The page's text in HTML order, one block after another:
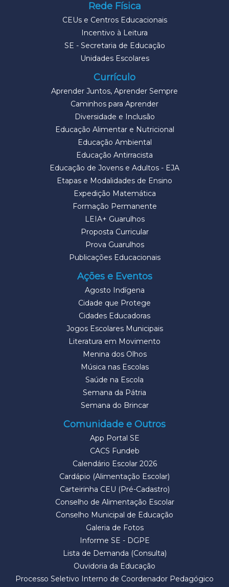
Rede Física
CEUs e Centros Educacionais
Incentivo à Leitura
SE - Secretaria de Educação
Unidades Escolares
Currículo
Aprender Juntos, Aprender Sempre
Caminhos para Aprender
Diversidade e Inclusão
Educação Alimentar e Nutricional
Educação Ambiental
Educação Antirracista
Educação de Jovens e Adultos - EJA
Etapas e Modalidades de Ensino
Expedição Matemática
Formação Permanente
LEIA+ Guarulhos
Proposta Curricular
Prova Guarulhos
Publicações Educacionais
Ações e Eventos
Agosto Indígena
Cidade que Protege
Cidades Educadoras
Jogos Escolares Municipais
Literatura em Movimento
Menina dos Olhos
Música nas Escolas
Saúde na Escola
Semana da Pátria
Semana do Brincar
Comunidade e Outros
App Portal SE
CACS Fundeb
Calendário Escolar 2026
Cardápio (Alimentação Escolar)
Carteirinha CEU (Pré-Cadastro)
Conselho de Alimentação Escolar
Conselho Municipal de Educação
Galeria de Fotos
Informe SE - DGPE
Lista de Demanda (Consulta)
Ouvidoria da Educação
Processo Seletivo Interno de Coordenador Pedagógico